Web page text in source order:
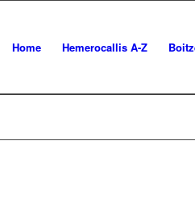
Home Hemerocallis A-Z